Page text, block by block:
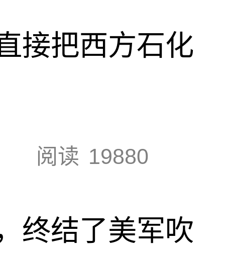
接把西方石化
阅读 19880
终结了美军吹